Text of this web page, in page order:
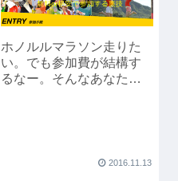
ホノルルマラソン走りた
い。でも参加費が結構す
るなー。そんなあなたは
2016.11.13